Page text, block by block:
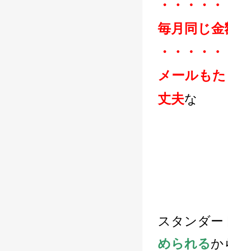
・・・・
毎月同じ
・・・・
メールも
丈夫な
スタンダ
められるか